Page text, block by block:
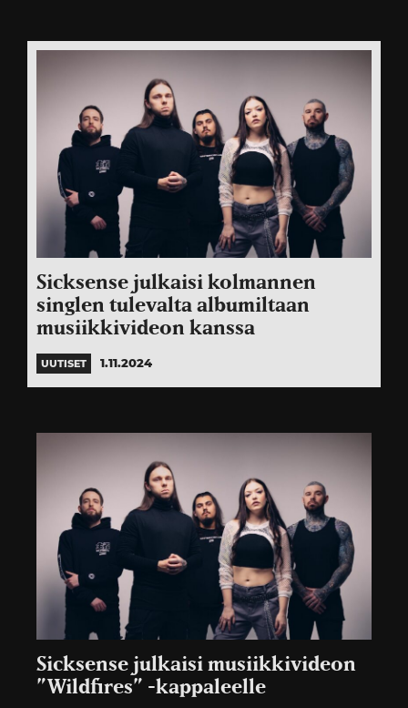
Sicksense julkaisi kolmannen
singlen tulevalta albumiltaan
musiikkivideon kanssa
UUTISET 1.11.2024
Sicksense julkaisi musiikkivideon
”Wildfires” -kappaleelle